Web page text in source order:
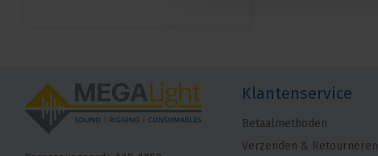
Klantenservice
Betaalmethoden
Verzenden & Retourneren